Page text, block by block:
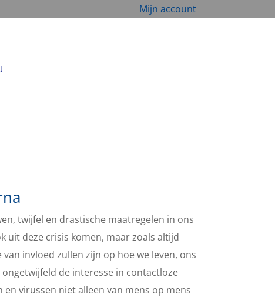
Mijn account
twijfel en drastische maatregelen in ons
uit deze crisis komen, maar zoals altijd
invloed zullen zijn op hoe we leven, ons
de interesse in contactloze
virussen niet alleen van mens op mens